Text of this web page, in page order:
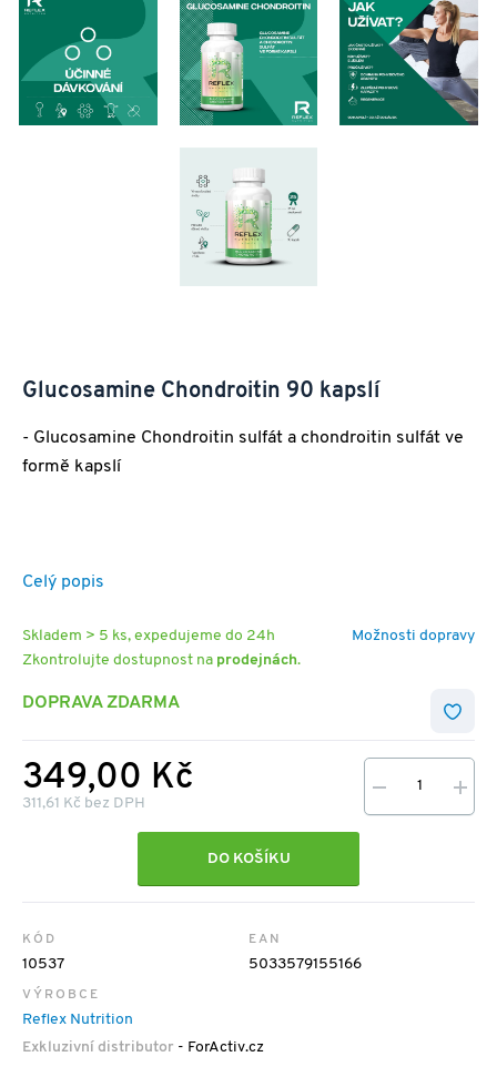
Glucosamine Chondroitin 90 kapslí
- Glucosamine Chondroitin sulfát a chondroitin sulfát ve
formě kapslí
Celý popis
Možnosti dopravy
Skladem > 5 ks, expedujeme do 24h
Zkontrolujte dostupnost na prodejnách.
DOPRAVA ZDARMA
349,00 Kč
311,61 Kč bez DPH
DO KOŠÍKU
KÓD
10537
EAN
5033579155166
VÝROBCE
Reflex Nutrition
Exkluzivní distributor - ForActiv.cz